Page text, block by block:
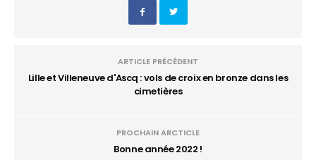
ARTICLE PRÉCÉDENT
Lille et Villeneuve d'Ascq : vols de croix en bronze dans les
cimetières
PROCHAIN ARCTICLE
Bonne année 2022 !